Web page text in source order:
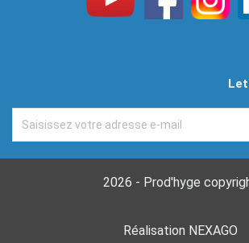
2026 - Prod'hyge
Réalisation NEXAGO